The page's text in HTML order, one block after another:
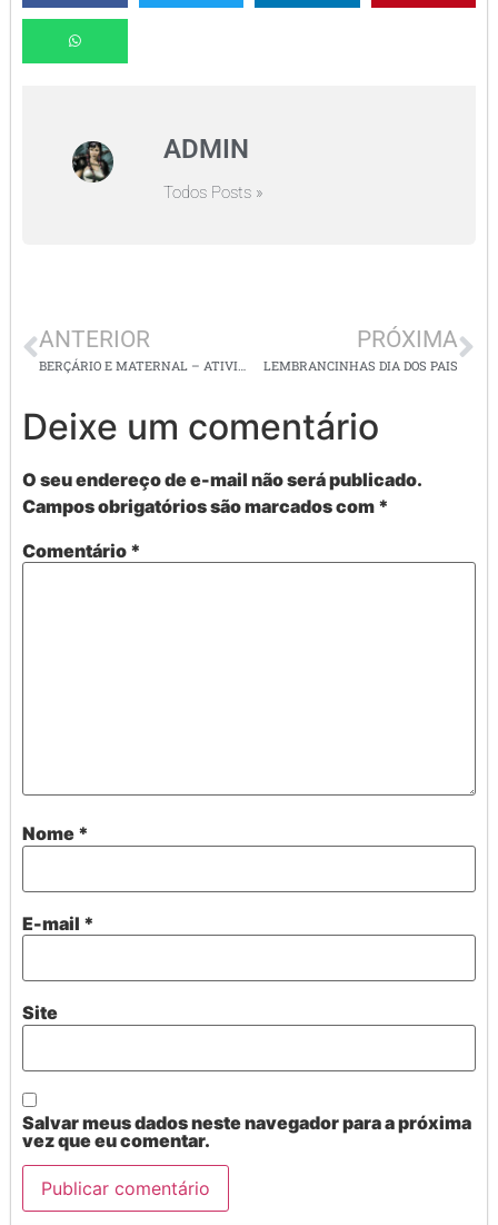
ADMIN
Todos Posts »
ANTERIOR PRÓXIMA
LEMBRANCINHAS DIA DOS PAIS
Deixe um comentário
O seu endereço de e-mail não será publicado.
Campos obrigatórios são marcados com *
Comentário *
Nome *
E-mail *
Site
Salvar meus dados neste navegador para a próxima
vez que eu comentar.